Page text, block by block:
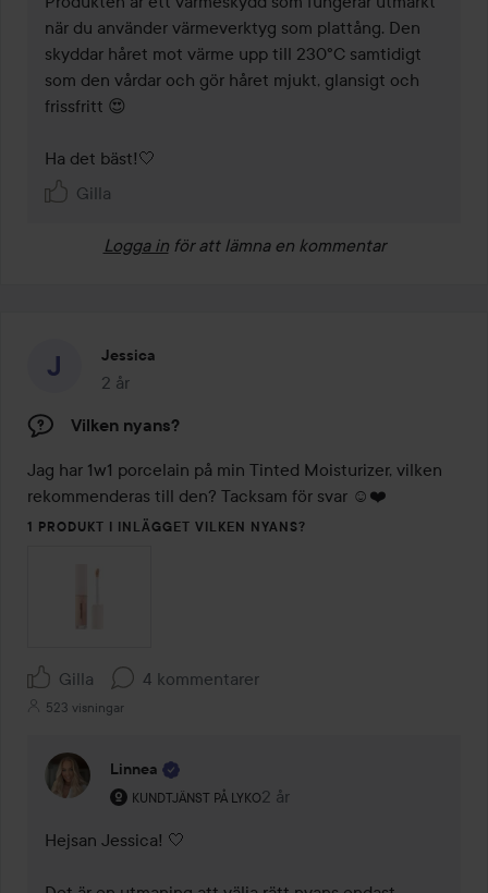
när du använder värmeverktyg som plattång. Den
skyddar håret mot värme upp till 230°C samtidigt
som den vårdar och gör håret mjukt, glansigt och
frissfritt 😍
Ha det bäst!🤍
Gilla
Logga in för att lämna en kommentar
Jessica
2 år
Inlägget skapades 2 år
Vilken nyans?
Jag har 1w1 porcelain på min Tinted Moisturizer, vilken
rekommenderas till den? Tacksam för svar ☺️❤️
1 PRODUKT I INLÄGGET VILKEN NYANS?
Gilla 4 kommentarer
523 visningar
Linnea
KUNDTJÄNST PÅ LYKO
Användarens roll: Kundtjänst på Lyko.
2 år
Kommentaren lades 2 år
Hejsan Jessica! 🤍